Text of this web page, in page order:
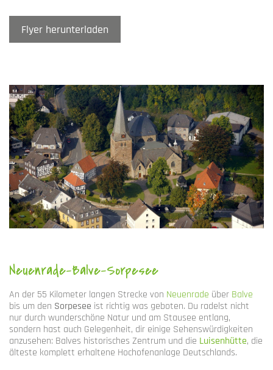
Flyer herunterladen
Neuenrade-Balve-Sorpesee
An der 55 Kilometer langen Strecke von Neuenrade über Balve
bis um den Sorpesee ist richtig was geboten. Du radelst nicht
nur durch wunderschöne Natur und am Stausee entlang,
sondern hast auch Gelegenheit, dir einige Sehenswürdigkeiten
anzusehen: Balves historisches Zentrum und die Luisenhütte, die
älteste komplett erhaltene Hochofenanlage Deutschlands.